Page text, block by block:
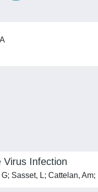
Virus Infection
Sasset, L; Cattelan,